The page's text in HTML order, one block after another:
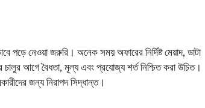
পড়ে নেওয়া জরুরি। অনেক সময় অফারের নির্দিষ্ট মেয়াদ, ডাটা
চালুর আগে বৈধতা, মূল্য এবং প্রযোজ্য শর্ত নিশ্চিত করা উচিত।
জন্য নিরাপদ সিদ্ধান্ত।